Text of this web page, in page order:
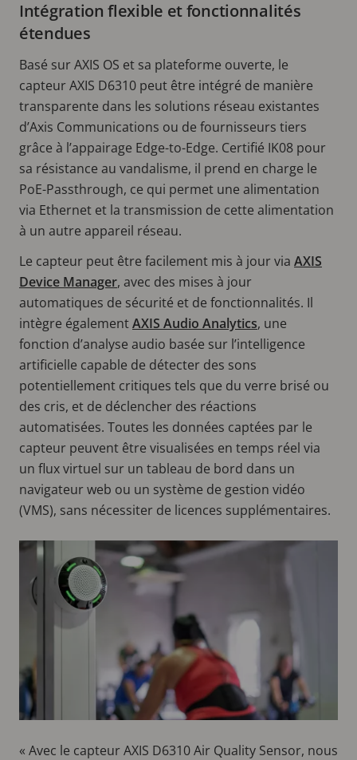
Intégration flexible et fonctionnalités
étendues
Basé sur AXIS OS et sa plateforme ouverte, le
capteur AXIS D6310 peut être intégré de manière
transparente dans les solutions réseau existantes
d’Axis Communications ou de fournisseurs tiers
grâce à l’appairage Edge-to-Edge. Certifié IK08 pour
sa résistance au vandalisme, il prend en charge le
PoE-Passthrough, ce qui permet une alimentation
via Ethernet et la transmission de cette alimentation
à un autre appareil réseau.
Le capteur peut être facilement mis à jour via AXIS
Device Manager, avec des mises à jour
automatiques de sécurité et de fonctionnalités. Il
intègre égalementAXIS Audio Analytics, une
fonction d’analyse audio basée sur l’intelligence
artificielle capable de détecter des sons
potentiellement critiques tels que du verre brisé ou
des cris, et de déclencher des réactions
automatisées. Toutes les données captées par le
capteur peuvent être visualisées en temps réel via
un flux virtuel sur un tableau de bord dans un
navigateur web ou un système de gestion vidéo
(VMS), sans nécessiter de licences supplémentaires.
« Avec le capteur AXIS D6310 Air Quality Sensor, nous